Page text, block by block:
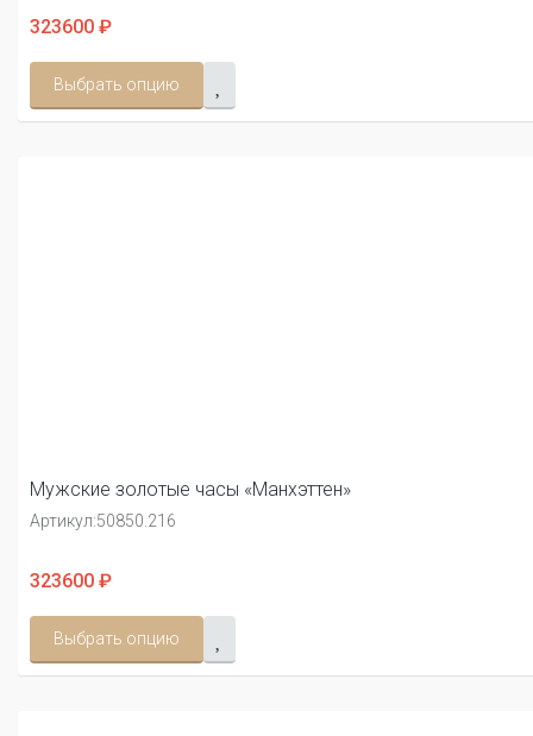
323600 ₽
Выбрать опцию
Мужские золотые часы «Манхэттен»
Артикул:50850.216
323600 ₽
Выбрать опцию